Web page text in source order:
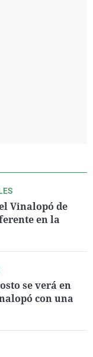
Vinalopó de
en la
se verá en
con una